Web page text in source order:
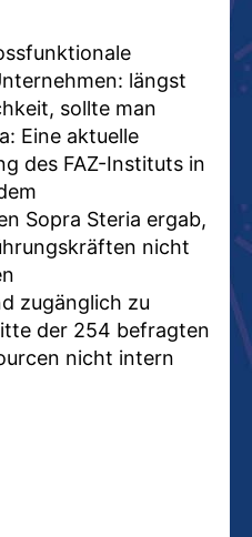
längst
sollte man
Eine aktuelle
des FAZ-Instituts in
Sopra Steria ergab,
nicht
zugänglich zu
der 254 befragten
nicht intern